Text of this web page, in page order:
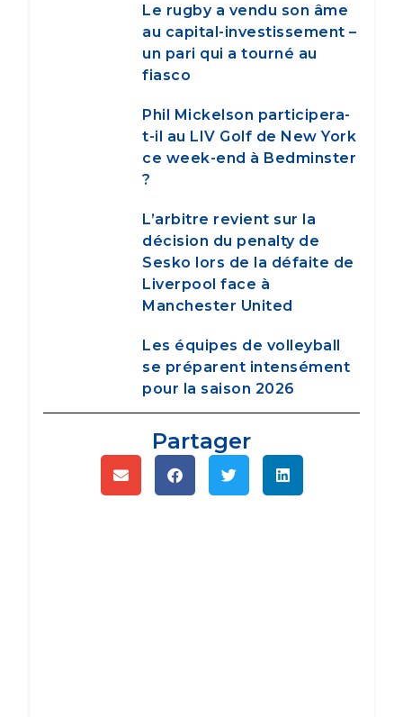
Le rugby a vendu son âme
au capital-investissement –
un pari qui a tourné au
fiasco
Phil Mickelson participera-
t-il au LIV Golf de New York
ce week-end à Bedminster
?
L’arbitre revient sur la
décision du penalty de
Sesko lors de la défaite de
Liverpool face à
Manchester United
Les équipes de volleyball
se préparent intensément
pour la saison 2026
Partager